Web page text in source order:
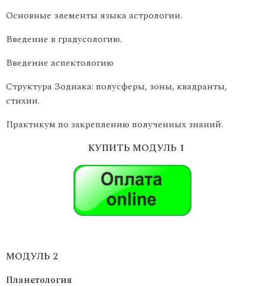
Основные элементы языка астрологии.
Введение в градусологию.
Введение аспектологию
Структура Зодиака: полусферы, зоны, квадранты,
стихии.
Практикум по закреплению полученных знаний.
КУПИТЬ МОДУЛЬ 1
МОДУЛЬ 2
Планетология